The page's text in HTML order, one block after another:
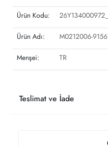
Ürün Kodu:
Ürün Adı: M0212006-
Menşei: TR
Teslimat ve İade